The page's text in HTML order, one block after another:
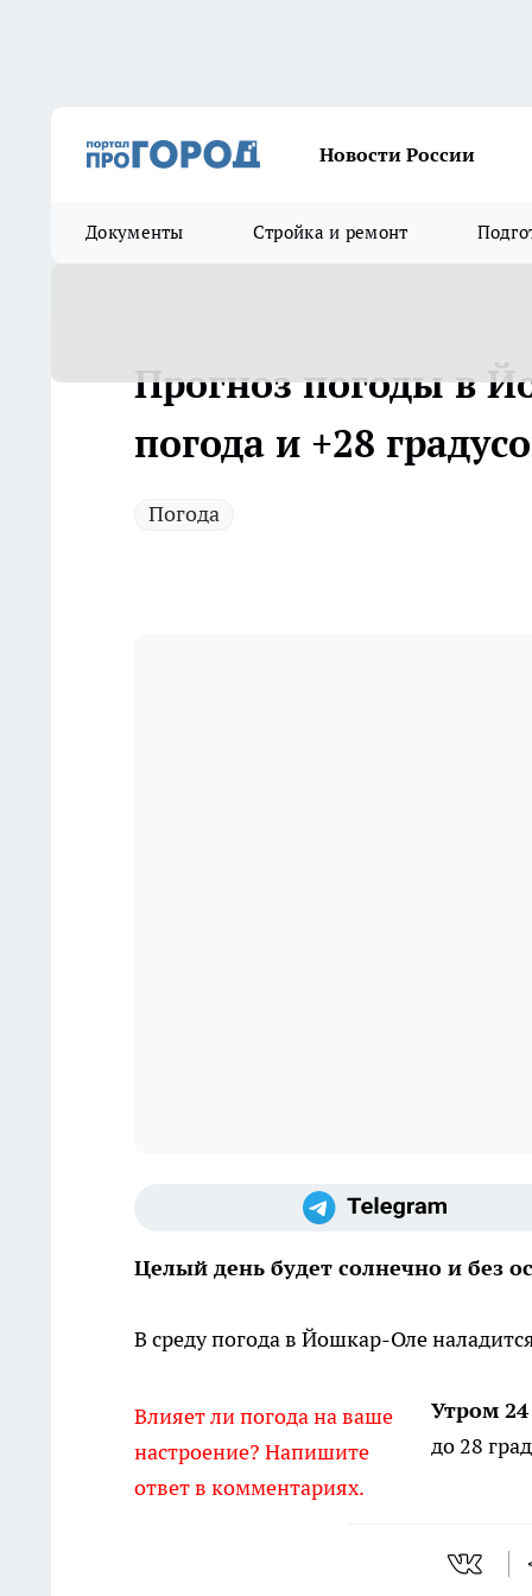
Новости России
Документы Стройка и ремонт
Прогноз погоды в
погода и +28
Погода
Целый день будет солнечно и без
В среду погода в Йошкар-Оле
Влияет ли погода на ваше
настроение? Напишите
ответ в комментариях.
Утром
до 28